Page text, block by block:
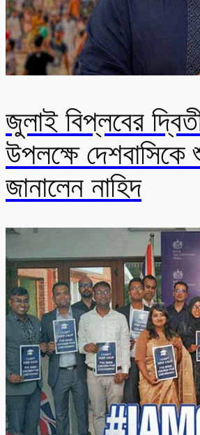
জুলাই বিপ্লবের
উপলক্ষে দেশবাসিকে
জানালেন নাহিদ